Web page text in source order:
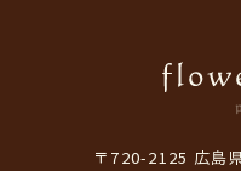
〒720-2125 広島